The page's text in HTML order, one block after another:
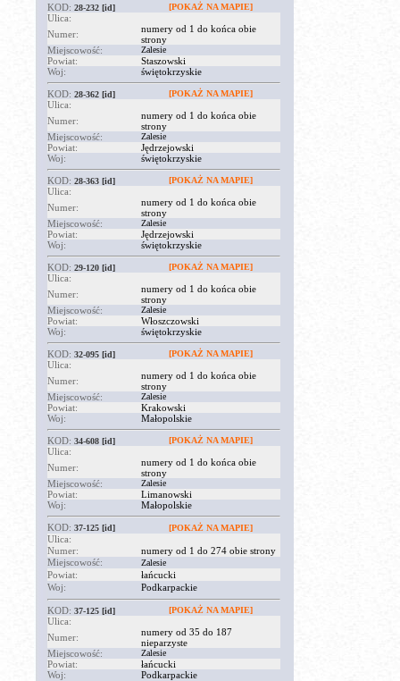
KOD: 28-232 [id] [POKAŻ NA MAPIE]
Ulica:
Numer:
numery od 1 do końca obie
strony
Miejscowość:
Zalesie
Powiat:
Staszowski
Woj:
świętokrzyskie
KOD: 28-362 [id] [POKAŻ NA MAPIE]
Ulica:
Numer:
numery od 1 do końca obie
strony
Miejscowość:
Zalesie
Powiat:
Jędrzejowski
Woj:
świętokrzyskie
KOD: 28-363 [id] [POKAŻ NA MAPIE]
Ulica:
Numer:
numery od 1 do końca obie
strony
Miejscowość:
Zalesie
Powiat:
Jędrzejowski
Woj:
świętokrzyskie
KOD: 29-120 [id] [POKAŻ NA MAPIE]
Ulica:
Numer:
numery od 1 do końca obie
strony
Miejscowość:
Zalesie
Powiat:
Włoszczowski
Woj:
świętokrzyskie
KOD: 32-095 [id] [POKAŻ NA MAPIE]
Ulica:
Numer:
numery od 1 do końca obie
strony
Miejscowość:
Zalesie
Powiat:
Krakowski
Woj:
Małopolskie
KOD: 34-608 [id] [POKAŻ NA MAPIE]
Ulica:
Numer:
numery od 1 do końca obie
strony
Miejscowość:
Zalesie
Powiat:
Limanowski
Woj:
Małopolskie
KOD: 37-125 [id] [POKAŻ NA MAPIE]
Ulica:
Numer:
numery od 1 do 274 obie strony
Miejscowość:
Zalesie
Powiat:
łańcucki
Woj:
Podkarpackie
KOD: 37-125 [id] [POKAŻ NA MAPIE]
Ulica:
Numer:
numery od 35 do 187
nieparzyste
Miejscowość:
Zalesie
Powiat:
łańcucki
Woj:
Podkarpackie